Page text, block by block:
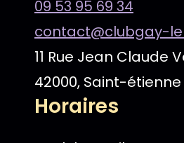
09 53 95 69 34
contact@clubgay-
11 Rue Jean Claude
42000, Saint-étienne
Horaires